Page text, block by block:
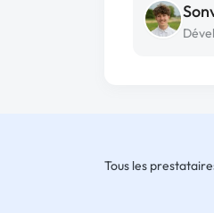
Tous les